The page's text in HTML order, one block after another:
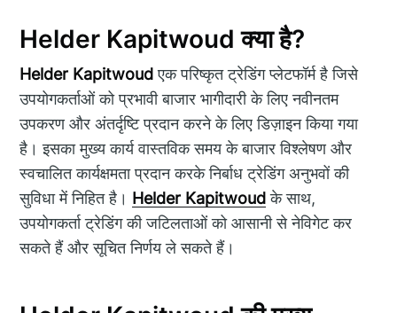
Helder Kapitwoud क्या है?
Helder Kapitwoud एक परिष्कृत ट्रेडिंग प्लेटफॉर्म है जिसे
उपयोगकर्ताओं को प्रभावी बाजार भागीदारी के लिए नवीनतम
उपकरण और अंतर्दृष्टि प्रदान करने के लिए डिज़ाइन किया गया
है। इसका मुख्य कार्य वास्तविक समय के बाजार विश्लेषण और
स्वचालित कार्यक्षमता प्रदान करके निर्बाध ट्रेडिंग अनुभवों की
सुविधा में निहित है। Helder Kapitwoud के साथ,
उपयोगकर्ता ट्रेडिंग की जटिलताओं को आसानी से नेविगेट कर
सकते हैं और सूचित निर्णय ले सकते हैं।